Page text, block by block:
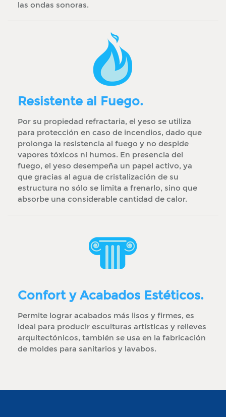
las ondas sonoras.
Resistente al Fuego.
Por su propiedad refractaria, el yeso se utiliza
para protección en caso de incendios, dado que
prolonga la resistencia al fuego y no despide
vapores tóxicos ni humos. En presencia del
fuego, el yeso desempeña un papel activo, ya
que gracias al agua de cristalización de su
estructura no sólo se limita a frenarlo, sino que
absorbe una considerable cantidad de calor.
Confort y Acabados Estéticos.
Permite lograr acabados más lisos y firmes, es
ideal para producir esculturas artísticas y relieves
arquitectónicos, también se usa en la fabricación
de moldes para sanitarios y lavabos.